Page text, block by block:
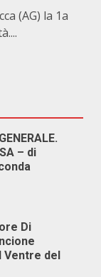
(AG) la 1a
– di
Di
Ventre del